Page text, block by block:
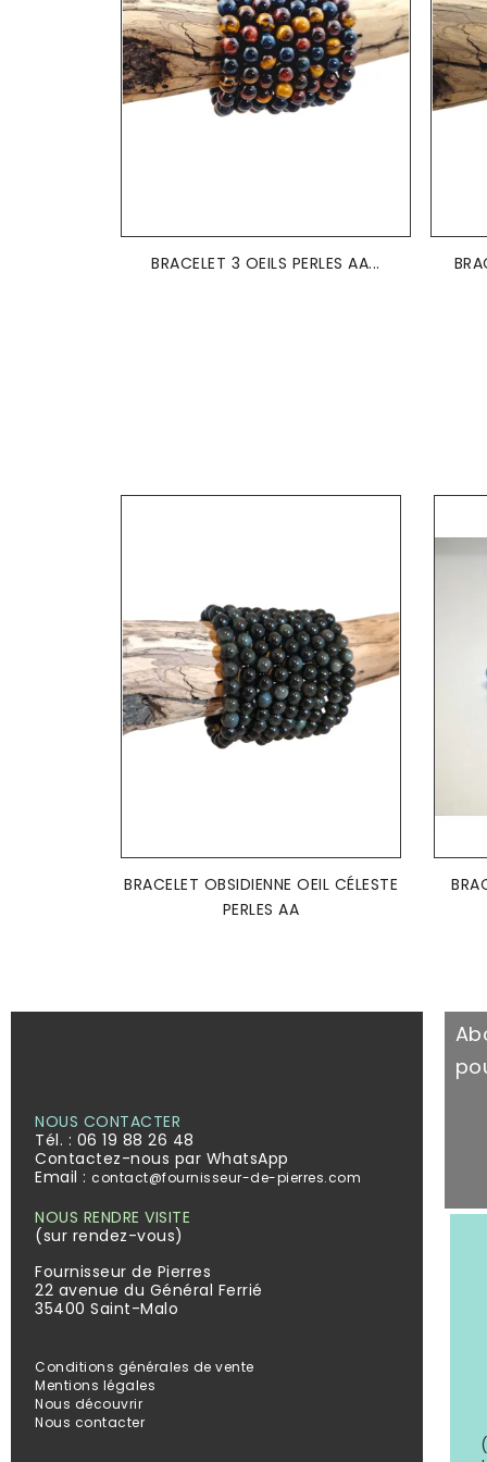
BRACELET 3 OEILS PERLES AA...
BRACELET OBSIDIENNE OEIL CÉLESTE
PERLES AA
NOUS CONTACTER
Tél. : 06 19 88 26 48
Contactez-nous par WhatsApp
Email : contact@fournisseur-de-pierres.com
NOUS RENDRE VISITE
(sur rendez-vous)
Fournisseur de Pierres
22 avenue du Général Ferrié
35400 Saint-Malo
Conditions générales de vente
Mentions légales
Nous découvrir
Nous contacter